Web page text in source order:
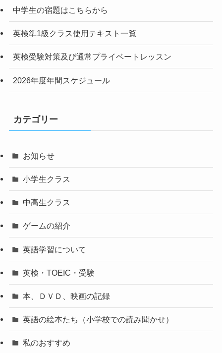
中学生の宿題はこちらから
英検準1級クラス使用テキスト一覧
英検受験対策及び通常プライベートレッスン
2026年度年間スケジュール
カテゴリー
お知らせ
小学生クラス
中高生クラス
ゲームの紹介
英語学習について
英検・TOEIC・受験
本、ＤＶＤ、映画の記録
英語の絵本たち（小学校での読み聞かせ）
私のおすすめ